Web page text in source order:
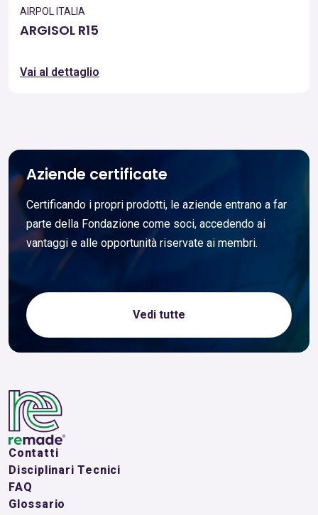
AIRPOL ITALIA
ARGISOL R15
Vai al dettaglio
Aziende certificate
Certificando i propri prodotti, le aziende entrano a far
parte della Fondazione come soci, accedendo ai
vantaggi e alle opportunità riservate ai membri.
Vedi tutte
Contatti
Disciplinari Tecnici
FAQ
Glossario